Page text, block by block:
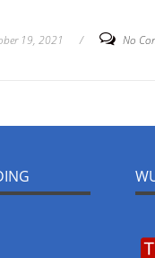
19, 2021 / No